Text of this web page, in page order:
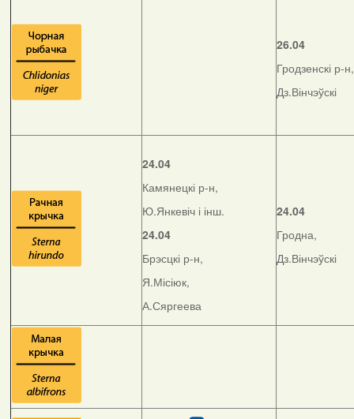
26.04
Гродзенскі р-н,
Дз.Вінчэўскі
24.04
Камянецкі р-н,
Ю.Янкевіч і інш.
24.04
Брэсцкі р-н,
Я.Місіюк,
А.Сяргеева
24.04
Гродна,
Дз.Вінчэўскі